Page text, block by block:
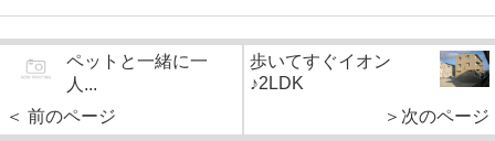
ペットと一緒に一
人...
＜ 前のページ
歩いてすぐイオン
♪2LDK
＞次のページ